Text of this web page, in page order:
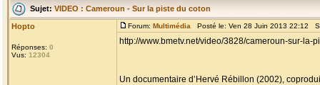
Sujet: VIDEO : Cameroun - Sur la piste du coton
Hopto
Réponses: 0
Vus: 12304
Forum: Multimédia Posté le: Ven 28 Juin 2013 22:12
http://www.bmetv.net/video/3828/cameroun-sur-la-
Un documentaire d’Hervé Rébillon (2002),